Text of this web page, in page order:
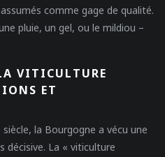
comme gage de qualité.
pluie, un gel, ou le mildiou –
VITICULTURE
ET
la Bourgogne a vécu une
décisive. La « viticulture